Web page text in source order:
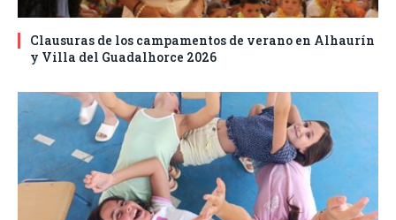
Clausuras de los campamentos de verano en Alhaurín
y Villa del Guadalhorce 2026